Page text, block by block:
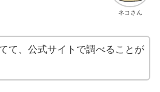
ネコさん
て、公式サイトで調べることが